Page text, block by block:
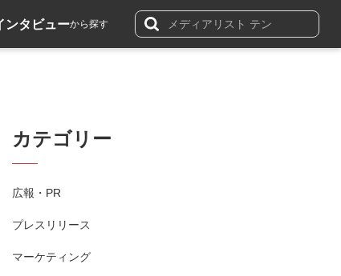
ンタビューから探す
カテゴリー
広報・PR
プレスリリース
マーケティング